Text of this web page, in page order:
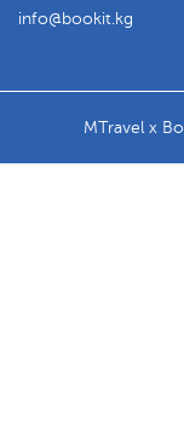
info
bookit.kg
MTravel x